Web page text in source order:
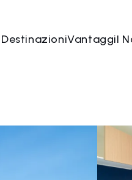
DestinazioniVantaggiI